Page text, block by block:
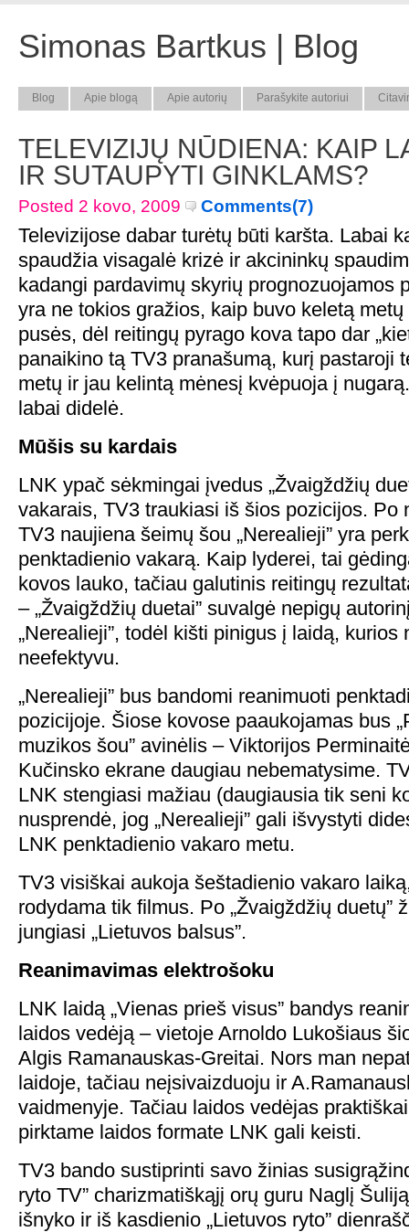
Simonas Bartkus | Blog
Blog Apie blogą Apie autorių Parašykite autoriui
TELEVIZIJŲ NŪDIENA: KAIP
IR SUTAUPYTI GINKLAMS?
Posted 2 kovo, 2009 Comments(7)
Televizijose dabar turėtų būti karšta. Labai
spaudžia visagalė krizė ir akcininkų
kadangi pardavimų skyrių prognozuojamos
yra ne tokios gražios, kaip buvo keletą
pusės, dėl reitingų pyrago kova tapo dar
panaikino tą TV3 pranašumą, kurį pastaroji
metų ir jau kelintą mėnesį kvėpuoja į
labai didelė.
Mūšis su kardais
LNK ypač sėkmingai įvedus „Žvaigždžių
vakarais, TV3 traukiasi iš šios pozicijos. Po
TV3 naujiena šeimų šou „Nerealieji” yra
penktadienio vakarą. Kaip lyderei, tai
kovos lauko, tačiau galutinis reitingų
– „Žvaigždžių duetai” suvalgė nepigų
„Nerealieji”, todėl kišti pinigus į laidą, kurios
neefektyvu.
„Nerealieji” bus bandomi reanimuoti
pozicijoje. Šiose kovose paaukojamas bus
muzikos šou” avinėlis – Viktorijos
Kučinsko ekrane daugiau nebematysime.
LNK stengiasi mažiau (daugiausia tik seni
nusprendė, jog „Nerealieji” gali išvystyti
LNK penktadienio vakaro metu.
TV3 visiškai aukoja šeštadienio vakaro
rodydama tik filmus. Po „Žvaigždžių duetų”
jungiasi „Lietuvos balsus”.
Reanimavimas elektrošoku
LNK laidą „Vienas prieš visus” bandys
laidos vedėją – vietoje Arnoldo Lukošiaus
Algis Ramanauskas-Greitai. Nors man
laidoje, tačiau neįsivaizduoju ir
vaidmenyje. Tačiau laidos vedėjas
pirktame laidos formate LNK gali keisti.
TV3 bando sustiprinti savo žinias
ryto TV” charizmatiškąjį orų guru Naglį
išnyko ir iš kasdienio „Lietuvos ryto”